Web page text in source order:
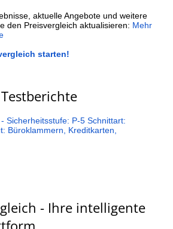
aktuelle Angebote und weitere
den Preisvergleich aktualisieren: Mehr
starten!
Sicherheitsstufe: P-5 Schnittart:
Büroklammern, Kreditkarten,
- Ihre intelligente